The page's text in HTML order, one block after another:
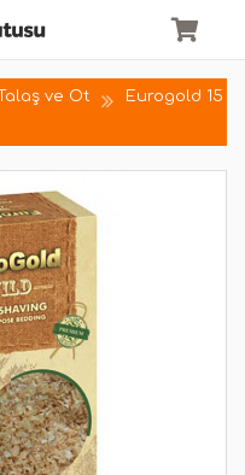
Talaş ve Ot
Eurogold 15